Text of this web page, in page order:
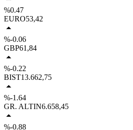
%0.47
EURO53,42
%-0.06
GBP61,84
%-0.22
BIST13.662,75
%-1.64
GR. ALTIN6.658,45
%-0.88